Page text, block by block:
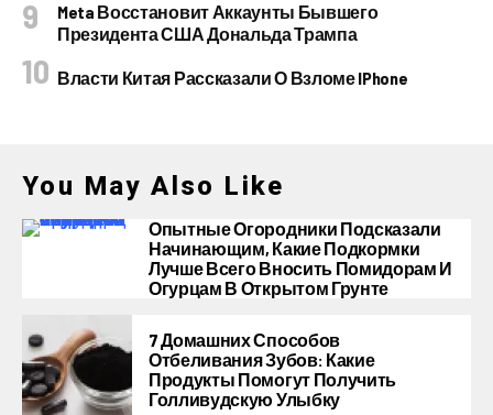
Meta Восстановит Аккаунты Бывшего
Президента США Дональда Трампа
Власти Китая Рассказали О Взломе IPhone
You May Also Like
Опытные Огородники Подсказали
Начинающим, Какие Подкормки
Лучше Всего Вносить Помидорам И
Огурцам В Открытом Грунте
7 Домашних Способов
Отбеливания Зубов: Какие
Продукты Помогут Получить
Голливудскую Улыбку